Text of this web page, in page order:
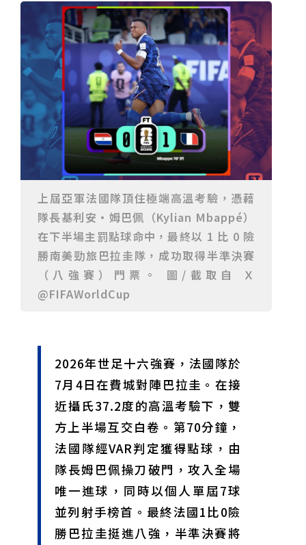
23名、全台醫學大學第3名
桃園市籌備115年全民運動會 體育局：預計9月前完成
重要前置作業
2026年金星最佳觀賞期將至 週五日落後仰角達全年最
高
台中》中山醫大響應「30+大學計畫」 推出餐飲經營與
高齡照護學分專班
三星伴月聯手金星近鬼宿星團 端午連假西方低空上演天
文秀
台中》端午節前勞累驚覺單側無力 攤商「亞急性腦出
血」醫籲三徵兆速就醫
台中》跨越萬里深耕20年 中山附醫協助吐瓦魯建置首
套急診檢傷系統
世足》姆巴佩梅開二度破隊史紀錄 法國3比1擊敗塞內
加爾奪世界盃開門紅
搶攻端午連假人潮 臺北天文館推銀河特展與免費劇場搶
客
台中》萬豐國小奪少棒全國冠軍 赴美參賽盼各界正視
500萬經費缺口
蕭美琴視察帛琉Malakal島開發計畫 盼深化台帛水產與
醫療合作
婦人眼角冒水皰確診帶狀皰疹 臺中醫院跨科即時診治化
解失明與腦炎危機
參山處「梨山原民歌舞與工藝體驗」6月登場 結合永續
觀光推深度部落旅遊
台中》中央挹注逾8成！蔡其昌爭取4980萬 翻新清水五
權路道路與人行步道
智慧科技解救護士的腿！中山醫大與仁寶攜手「送藥機
器人」月省醫護120公里步程
台北》污水廠變身都市綠洲！內湖運動公園全新戲水區
盛大開放 智慧預約環教體驗
嘉義》搶攻端午親子商機！嘉義縣推「沉浸式角色扮
演」 邀學童化身小海盜、建築職人全台放電
阿里山精品咖啡香 成為端午與暑假深度旅遊新亮點
臺中甩「六都第一胖」稱號！「2026台中星燃計畫」啟
動 祭150萬獎金邀市民健康減重
跨界解密「健康一體」 科博館、國衛院特展登場 手機
化身探險工具自主解謎
活潑親切打破失智框架！日王牌業務丹野智文抗病13
年，靠「第二大腦」獨自來台分享生命淚水
國際保育盛事首移師亞洲 Joint TAG全球專家會議臺北
臺德技職教育深層對話！德國Walther Rathenau師生
造訪大安高工 體驗端午文化與前瞻工業實作
迎端午、抗酷暑！臺中盛夏水域系列活動本周六起兩地
尖兵用藝術「說」出千年風俗
20年淬鍊！貓空纜車運量突破4,000萬人次 「天空綠
洲」成國際打卡新地標
熊鷹羽毛與保育的兩難！金甌女中師生齊聚《飛吧！熊
29件神級作品齊聚葫蘆墩！「藝馬登豐」2026台灣工
藝之家聯展震撼登場
跨越百年的生物觀測！科博館、成大《時空丈量師》特
展：讓典藏標本說出氣候變遷真相
睽違七年！精品郵輪「島嶼天空號」首航臺中港 參山處
攜手縣市熱情迎賓
金牌搖籃驚傳「球荒」！江啟臣偕運彩公會挺萬和國
中，捐贈 1800 顆羽球助小將 4 月全中運奪金
台中》15分鐘的診療，13年的堅持！ 中山醫大牙醫系
跨海義診13年
上屆亞軍法國隊頂住極端高溫考驗，憑藉
隊長基利安·姆巴佩（Kylian Mbappé）
在下半場主罰點球命中，最終以 1 比 0 險
勝南美勁旅巴拉圭隊，成功取得半準決賽
（八強賽）門票。 圖/截取自 Ｘ
@FIFAWorldCup
2026年世足十六強賽，法國隊於
7月4日在費城對陣巴拉圭。在接
近攝氏37.2度的高溫考驗下，雙
方上半場互交白卷。第70分鐘，
法國隊經VAR判定獲得點球，由
隊長姆巴佩操刀破門，攻入全場
唯一進球，同時以個人單屆7球
並列射手榜首。最終法國1比0險
勝巴拉圭挺進八強，半準決賽將